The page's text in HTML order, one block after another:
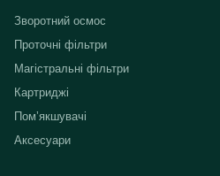
Зворотний осмос
Проточні фільтри
Магістральні фільтри
Картриджі
Помʼякшувачі
Аксесуари